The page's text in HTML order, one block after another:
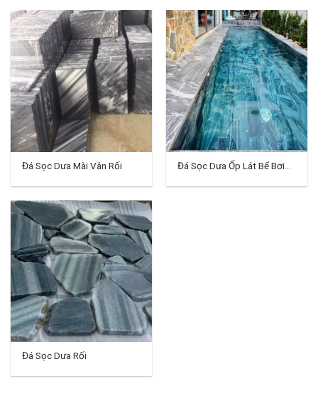
Đá Sọc Dưa Mài Vân Rối
Đá Sọc Dưa Ốp Lát Bể Bơi
Đá Sọc Dưa Rối